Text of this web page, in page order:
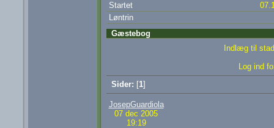
Startet
Løntrin
Gæstebog
Indlæg til
Log ind
Sider: [1]
JosepGuardiola
07 dec 2005
19:19